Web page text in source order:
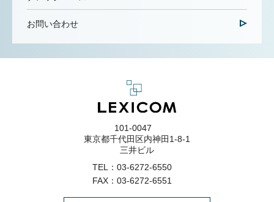
お問い合わせ
101-0047
東京都千代田区内神田1-8-1
三井ビル
TEL： 03-6272-6550
FAX：03-6272-6551